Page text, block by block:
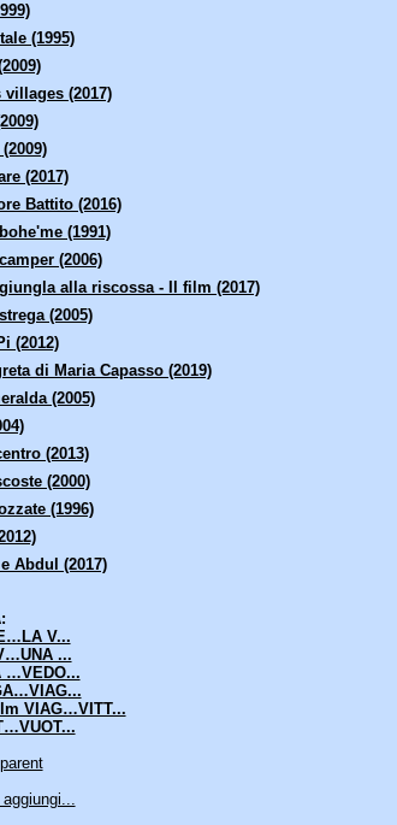
(1995)
villages (2017)
(2017)
Battito (2016)
(1991)
(2006)
alla riscossa - Il film (2017)
(2005)
(2012)
di Maria Capasso (2019)
(2005)
(2013)
(2000)
(1996)
Abdul (2017)
V...
...
…VEDO...
VIAG…VITT...